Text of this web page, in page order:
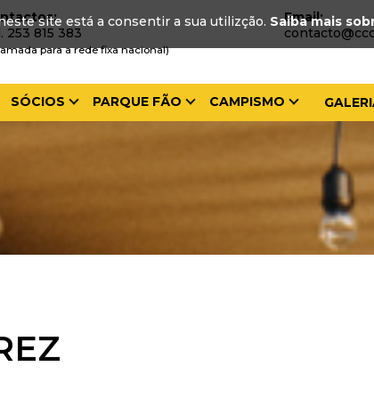
253 815 383
para a rede fixa nacional)
Email:
SÓCIOS PARQUE FÃO CAMPISMO
site está a consentir a sua utilizção. Saiba mais